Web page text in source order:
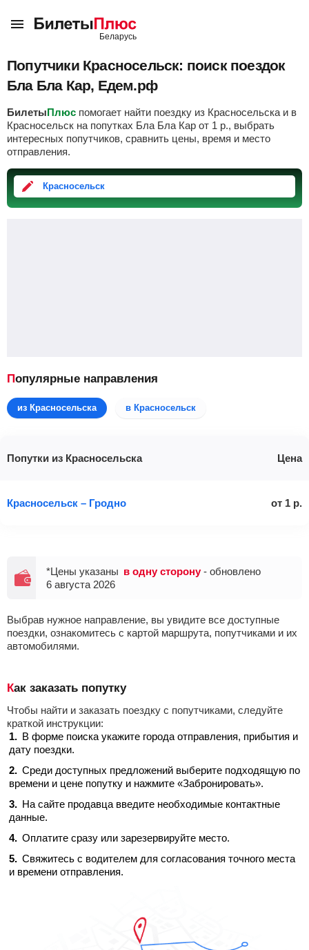
Попутчики Красносельск: поиск поездок
Бла Бла Кар, Едем.рф
БилетыПлюс помогает найти поездку из Красносельска и в
Красносельск на попутках Бла Бла Кар от 1 р., выбрать
интересных попутчиков, сравнить цены, время и место
отправления.
Красносельск
Популярные направления
из Красносельска в Красносельск
Попутки из Красносельска Цена
Красносельск – Гродно от 1 р.
*Цены указаны в одну сторону- обновлено
6 августа 2026
Выбрав нужное направление, вы увидите все доступные
поездки, ознакомитесь с картой маршрута, попутчиками и их
автомобилями.
Как заказать попутку
Чтобы найти и заказать поездку с попутчиками, следуйте
краткой инструкции:
В форме поиска укажите города отправления, прибытия и
дату поездки.
Среди доступных предложений выберите подходящую по
времени и цене попутку и нажмите «Забронировать».
На сайте продавца введите необходимые контактные
данные.
Оплатите сразу или зарезервируйте место.
Свяжитесь с водителем для согласования точного места
и времени отправления.